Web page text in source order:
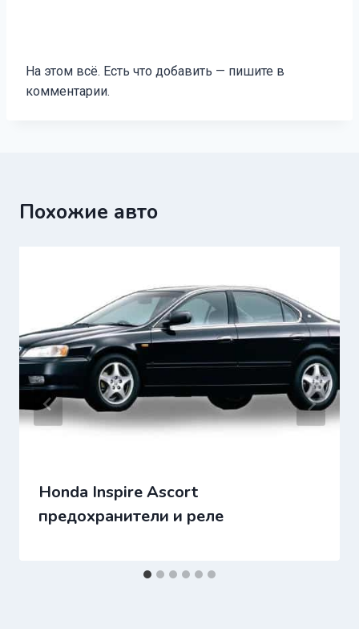
На этом всё. Есть что добавить — пишите в
комментарии.
Похожие авто
Honda Inspire Ascort
предохранители и реле